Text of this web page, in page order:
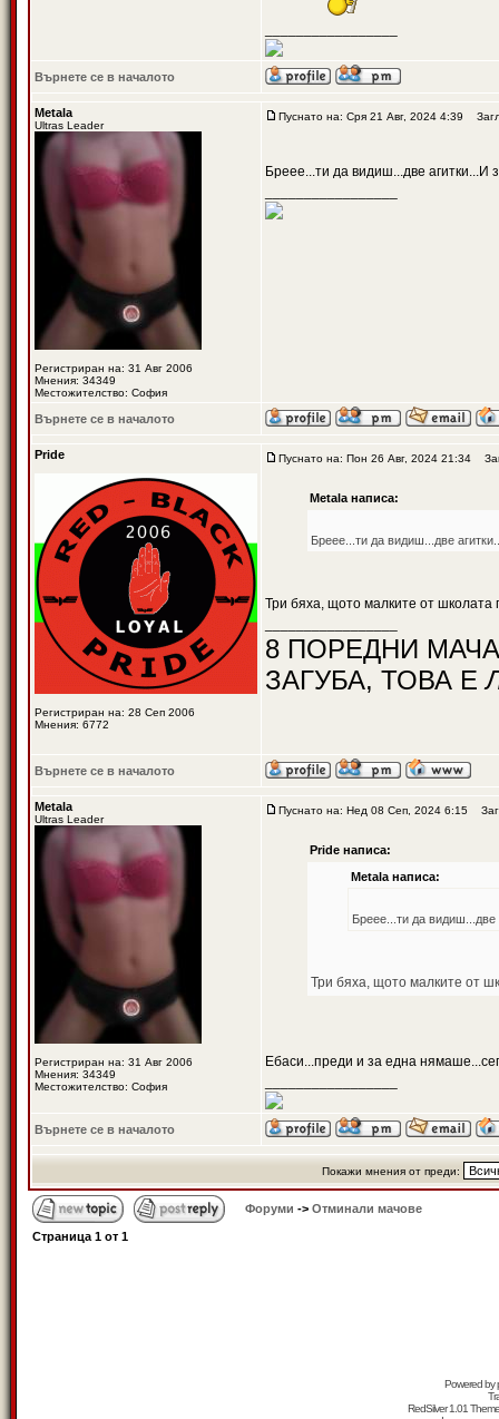
Върнете се в началото
Metala
Ultras Leader
Регистриран на: 31 Авг 2006
Мнения: 34349
Местожителство: София
Пуснато на: Сря 21 Авг, 2024 4:39
Бреее...ти да видиш...две агитки...И
Върнете се в началото
Pride
Регистриран на: 28 Сеп 2006
Мнения: 6772
Пуснато на: Пон 26 Авг, 2024 21:34
Metala написа:
Бреее...ти да видиш...две
Три бяха, щото малките от школата
8 ПОРЕДНИ
ЗАГУБА, ТОВА Е
Върнете се в началото
Metala
Ultras Leader
Регистриран на: 31 Авг 2006
Мнения: 34349
Местожителство: София
Пуснато на: Нед 08 Сеп, 2024 6:15
Pride написа:
Metala написа:
Бреее...ти да
Три бяха, щото малките от
Ебаси...преди и за една
Върнете се в началото
Покажи мнения от преди:
Форуми -> Отминали мачове
Страница 1 от 1
Powered by
RedSilver 1.01